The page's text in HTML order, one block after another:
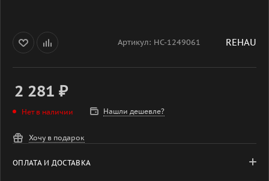
Артикул: НС-1249061 REHAU
2 281 ₽
Нет в наличии Нашли дешевле?
Хочу в подарок
ОПЛАТА И ДОСТАВКА